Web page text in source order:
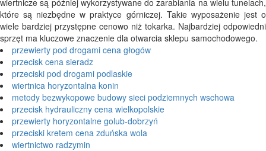
wiertnicze są później wykorzystywane do zarabiania na wielu tunelach,
które są niezbędne w praktyce górniczej. Takie wyposażenie jest o
wiele bardziej przystępne cenowo niż tokarka. Najbardziej odpowiedni
sprzęt ma kluczowe znaczenie dla otwarcia sklepu samochodowego.
przewierty pod drogami cena głogów
przecisk cena sieradz
przeciski pod drogami podlaskie
wiertnica horyzontalna konin
metody bezwykopowe budowy sieci podziemnych wschowa
przecisk hydrauliczny cena wielkopolskie
przewierty horyzontalne golub-dobrzyń
przeciski kretem cena zduńska wola
wiertnictwo radzymin